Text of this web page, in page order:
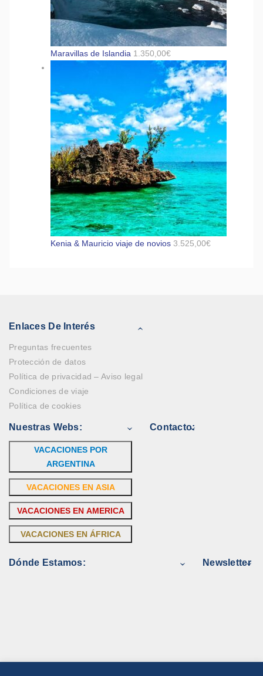
Maravillas de Islandia 1.350,00€
Kenia & Mauricio viaje de novios 3.525,00€
Enlaces De Interés
Preguntas frecuentes
Protección de datos
Política de privacidad – Aviso legal
Condiciones de viaje
Política de cookies
Nuestras Webs:
VACACIONES POR
ARGENTINA
VACACIONES EN ASIA
VACACIONES EN AMERICA
VACACIONES EN ÁFRICA
Contacto:
Dónde Estamos: Newsletter